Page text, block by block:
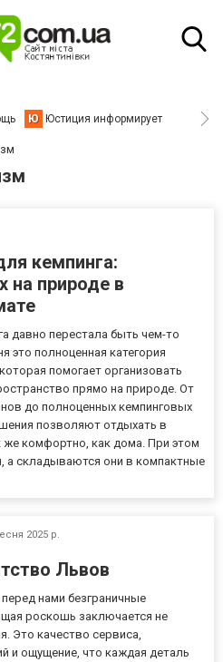
Ю Юстиция информирует
кемпинга:
природе в
давно перестала быть чем-то
это полноценная категория
помогает организовать
прямо на природе. От
до полноценных кемпинговых
позволяют отдыхать в
же комфортно, как дома. При этом
а складываются они в компактные
2025 р.
Львов
нами безграничные
роскошь заключается не
Это качество сервиса,
и ощущение, что каждая деталь